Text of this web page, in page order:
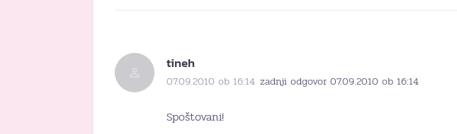
tineh
07.09.2010 ob 16:14 zadnji odgovor 07.09.2010 ob 16:14
Spoštovani!